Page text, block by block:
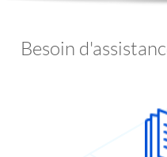
Besoin